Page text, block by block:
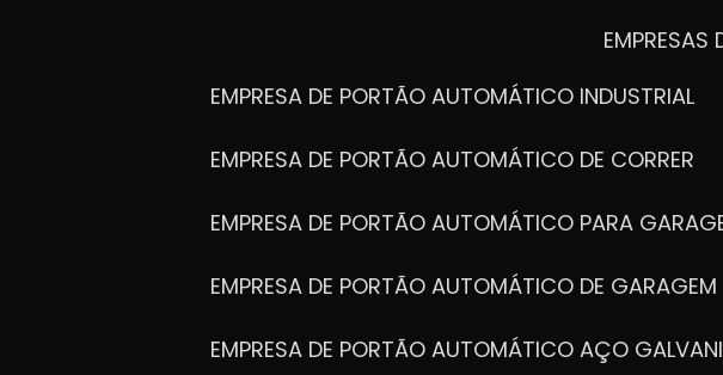
EMPRESA DE PORTÃO AUTOMÁTICO INDUSTRIAL
EMPRESA DE PORTÃO AUTOMÁTICO DE CORRER
EMPRESA DE PORTÃO AUTOMÁTICO PARA
EMPRESA DE PORTÃO AUTOMÁTICO DE GARAGEM
EMPRESA DE PORTÃO AUTOMÁTICO AÇO